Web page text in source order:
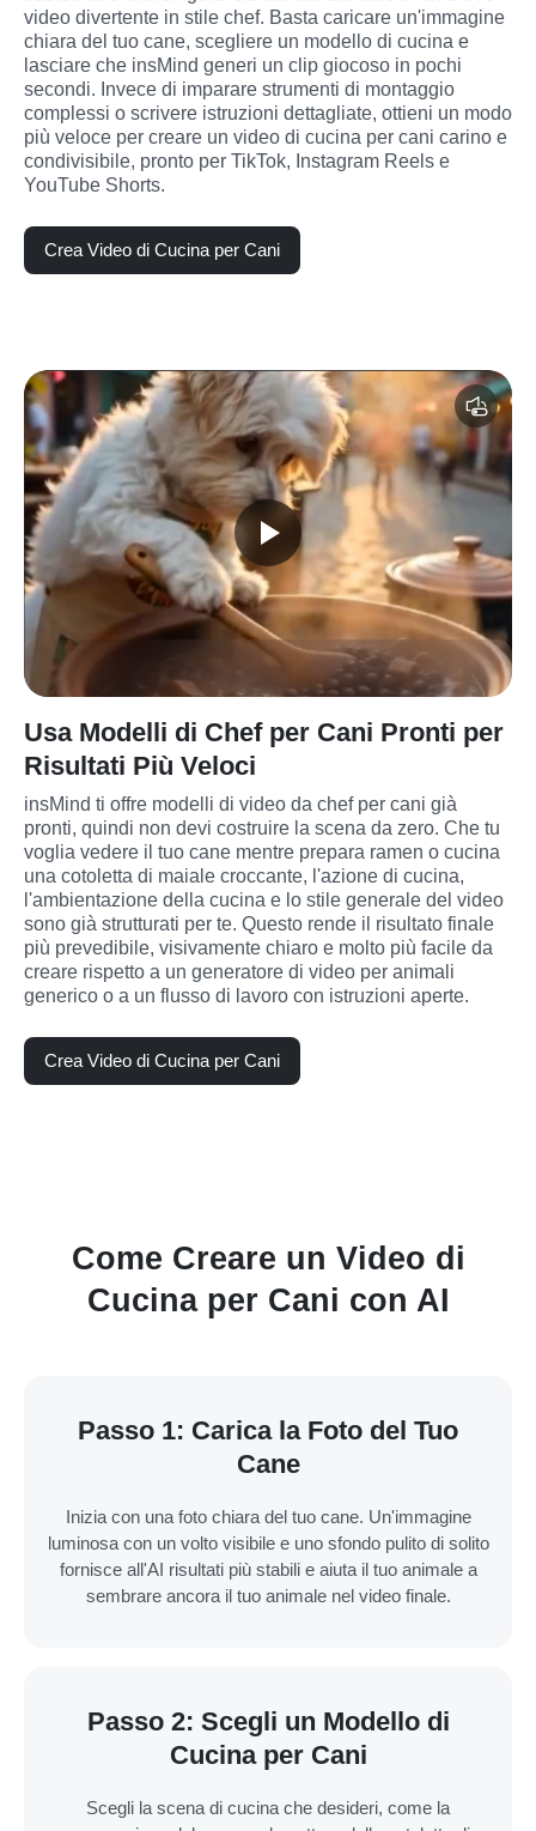
video divertente in stile chef. Basta caricare un'immagine
chiara del tuo cane, scegliere un modello di cucina e
lasciare che insMind generi un clip giocoso in pochi
secondi. Invece di imparare strumenti di montaggio
complessi o scrivere istruzioni dettagliate, ottieni un modo
più veloce per creare un video di cucina per cani carino e
condivisibile, pronto per TikTok, Instagram Reels e
YouTube Shorts.
Crea Video di Cucina per Cani
Usa Modelli di Chef per Cani Pronti per
Risultati Più Veloci
insMind ti offre modelli di video da chef per cani già
pronti, quindi non devi costruire la scena da zero. Che tu
voglia vedere il tuo cane mentre prepara ramen o cucina
una cotoletta di maiale croccante, l'azione di cucina,
l'ambientazione della cucina e lo stile generale del video
sono già strutturati per te. Questo rende il risultato finale
più prevedibile, visivamente chiaro e molto più facile da
creare rispetto a un generatore di video per animali
generico o a un flusso di lavoro con istruzioni aperte.
Crea Video di Cucina per Cani
Come Creare un Video di
Cucina per Cani con AI
Passo 1: Carica la Foto del Tuo
Cane
Inizia con una foto chiara del tuo cane. Un'immagine
luminosa con un volto visibile e uno sfondo pulito di solito
fornisce all'AI risultati più stabili e aiuta il tuo animale a
sembrare ancora il tuo animale nel video finale.
Passo 2: Scegli un Modello di
Cucina per Cani
Scegli la scena di cucina che desideri, come la